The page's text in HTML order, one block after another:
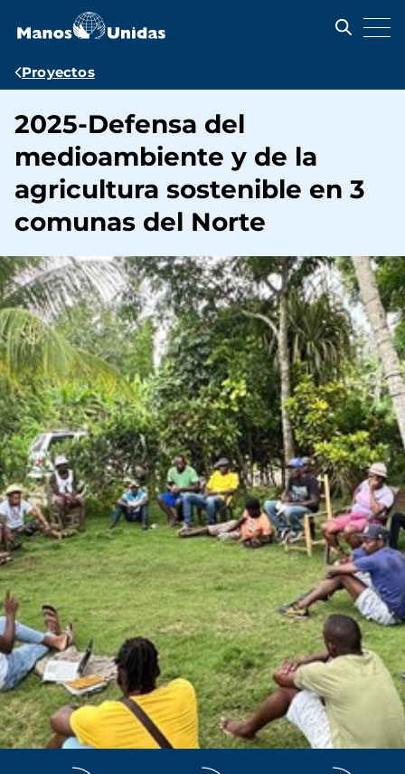
contenido
Ruta
navegación
Proyectos
2025-Defensa del
medioambiente y de la
agricultura sostenible en 3
comunas del Norte